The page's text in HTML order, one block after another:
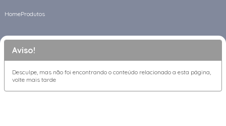
HomeProdutos
Aviso!
Desculpe, mas não foi encontrando o conteúdo relacionado a esta página,
volte mais tarde